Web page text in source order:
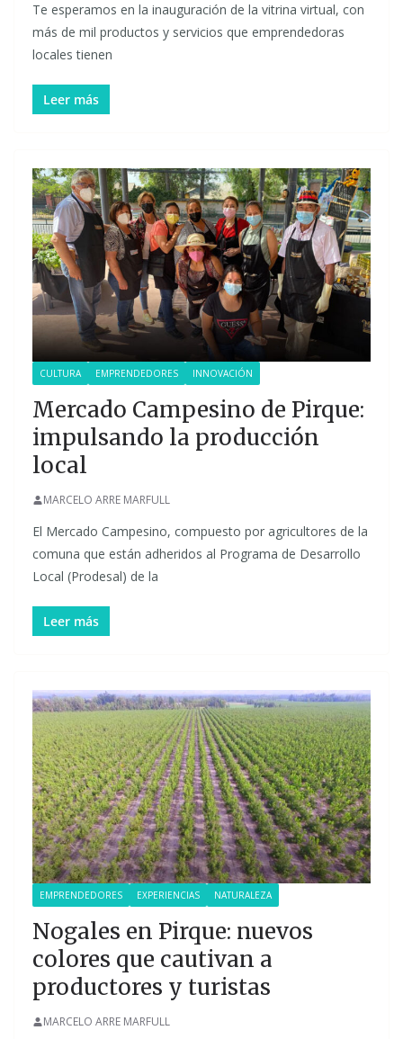
Te esperamos en la inauguración de la vitrina virtual, con
más de mil productos y servicios que emprendedoras
locales tienen
Leer más
CULTURA EMPRENDEDORES INNOVACIÓN
Mercado Campesino de Pirque:
impulsando la producción
local
MARCELO ARRE MARFULL
El Mercado Campesino, compuesto por agricultores de la
comuna que están adheridos al Programa de Desarrollo
Local (Prodesal) de la
Leer más
EMPRENDEDORES EXPERIENCIAS NATURALEZA
Nogales en Pirque: nuevos
colores que cautivan a
productores y turistas
MARCELO ARRE MARFULL